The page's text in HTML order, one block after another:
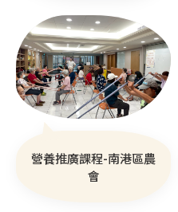
營養推廣課程-南港區農
會